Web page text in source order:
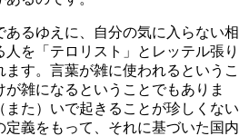
あるゆえに、自分の気に入らない相
を「テロリスト」とレッテル張り
す。言葉が雑に使われるというこ
雑になるということでもありま
た）いで起きることが珍しくない
義をもって、それに基づいた国内